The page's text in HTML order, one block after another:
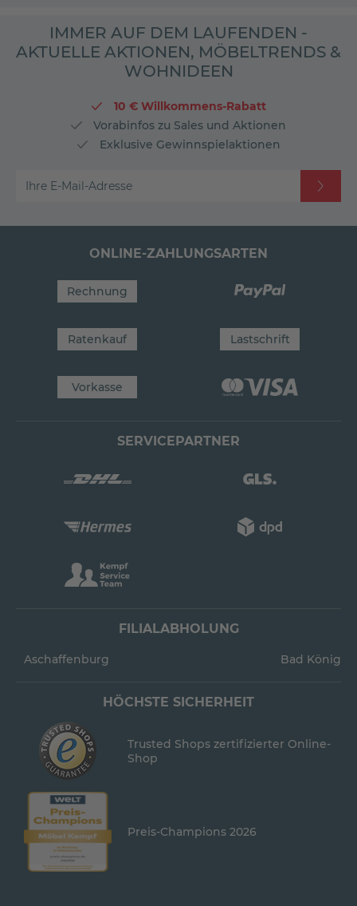
IMMER AUF DEM LAUFENDEN -
AKTUELLE AKTIONEN, MÖBELTRENDS &
WOHNIDEEN
10 € Willkommens-Rabatt
Vorabinfos zu Sales und Aktionen
Exklusive Gewinnspielaktionen
Ihre E-Mail-Adresse
ONLINE-ZAHLUNGSARTEN
Rechnung
Ratenkauf Lastschrift
Vorkasse
SERVICEPARTNER
FILIALABHOLUNG
Aschaffenburg Bad König
HÖCHSTE SICHERHEIT
Trusted Shops zertifizierter Online-
Shop
Preis-Champions 2026